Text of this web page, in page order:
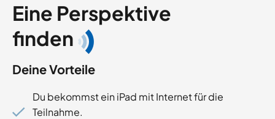
Eine Perspektive
finden
Deine Vorteile
Du bekommst ein iPad mit Internet für die
Teilnahme.